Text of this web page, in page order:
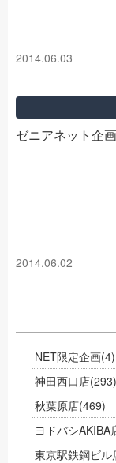
2014.06.03
ゼニアネット企
2014.06.02
NET限定企画(4)
神田西口店(293)
秋葉原店(469)
ヨドバシAKIBA
東京駅鉄鋼ビル